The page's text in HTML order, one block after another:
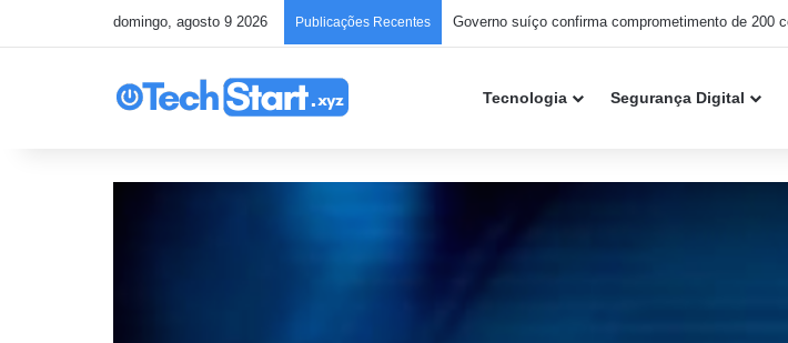
domingo, agosto 9 2026 Publicações Recentes
Tecnologia Segurança Digital